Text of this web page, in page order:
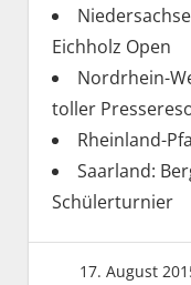
Eichholz Open
Nordrhein-
toller
Rheinland-
Saarland:
Schülerturnier
17. August